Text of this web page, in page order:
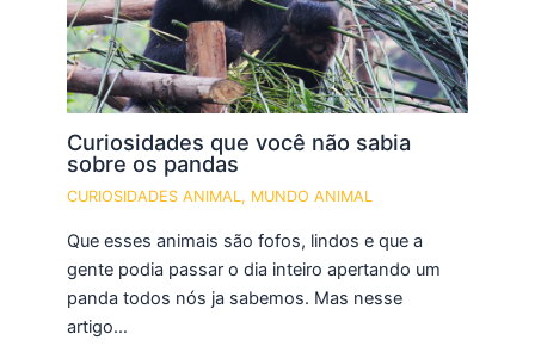
Curiosidades que você não sabia
sobre os pandas
CURIOSIDADES ANIMAL, MUNDO ANIMAL
Que esses animais são fofos, lindos e que a
gente podia passar o dia inteiro apertando um
panda todos nós ja sabemos. Mas nesse
artigo…